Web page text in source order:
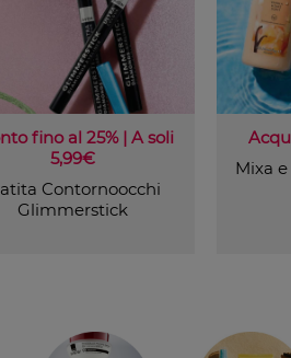
fino al 25% | A soli
5,99€
Contornoocchi
Glimmerstick
Mixa